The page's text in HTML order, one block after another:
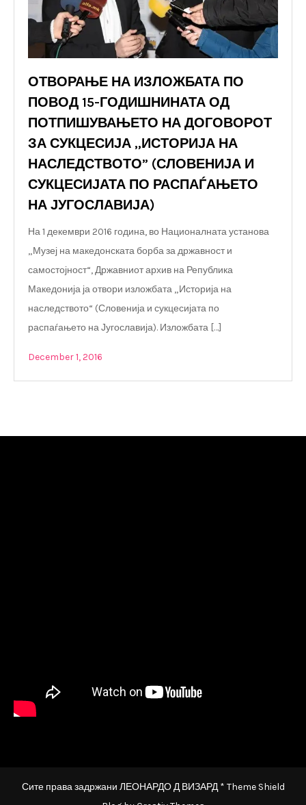
ОТВОРАЊЕ НА ИЗЛОЖБАТА ПО
ПОВОД 15-ГОДИШНИНАТА ОД
ПОТПИШУВАЊЕТО НА ДОГОВОРОТ
ЗА СУКЦЕСИЈА „ИСТОРИЈА НА
НАСЛЕДСТВОТО” (СЛОВЕНИЈА И
СУКЦЕСИЈАТА ПО РАСПАЃАЊЕТО
НА ЈУГОСЛАВИЈА)
На 1 декември 2016 година, во Националната установа
„Музеј на македонската борба за државност и
самостојност“, Државниот архив на Република
Македонија ја отвори изложбата „Историја на
наследството“ (Словенија и сукцесијата по
распаѓањето на Југославија). Изложбата […]
December 1, 2016
Сите права задржани ЛЕОНАРДО Д ВИЗАРД * Theme Shield